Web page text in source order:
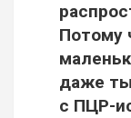
Потому
даже
с ПЦР-